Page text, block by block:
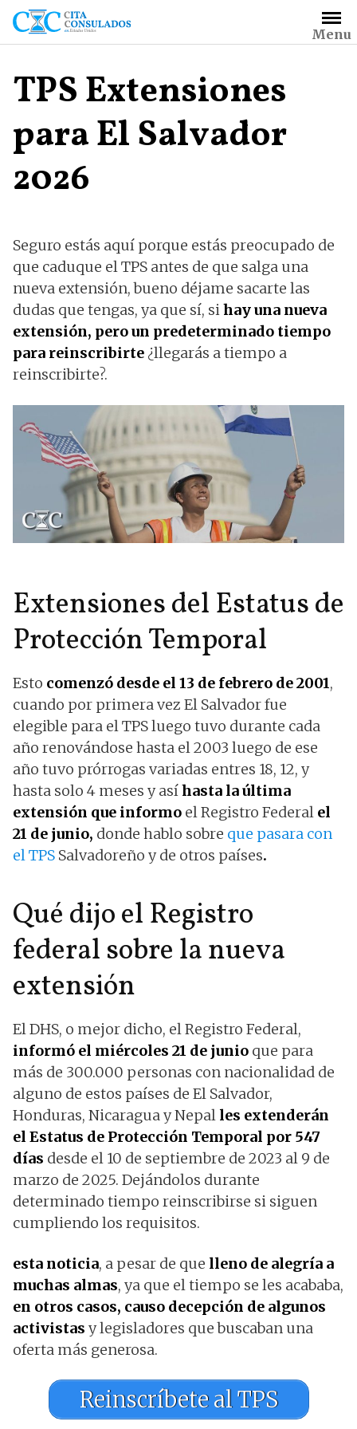
Saltar
contenido
Menu
TPS Extensiones
para El Salvador
2026
Seguro estás aquí porque estás preocupado de
que caduque el TPS antes de que salga una
nueva extensión, bueno déjame sacarte las
dudas que tengas, ya que sí, sihay una nueva
extensión, pero un predeterminado tiempo
para reinscribirte ¿llegarás a tiempo a
reinscribirte?.
Extensiones del Estatus de
Protección Temporal
Esto comenzó desde el 13 de febrero de 2001,
cuando por primera vez El Salvador fue
elegible para el TPS luego tuvo durante cada
año renovándose hasta el 2003 luego de ese
año tuvo prórrogas variadas entres 18, 12, y
hasta solo 4 meses y asíhasta la última
extensión que informo el Registro Federal el
21 de junio, donde hablo sobre que pasara con
el TPS Salvadoreño y de otros países.
Qué dijo el Registro
federal sobre la nueva
extensión
El DHS, o mejor dicho, el Registro Federal,
informó el miércoles 21 de junio que para
más de 300.000 personas con nacionalidad de
alguno de estos países de El Salvador,
Honduras, Nicaragua y Nepal les extenderán
el Estatus de Protección Temporal por 547
días desde el 10 de septiembre de 2023 al 9 de
marzo de 2025. Dejándolos durante
determinado tiempo reinscribirse si siguen
cumpliendo los requisitos.
esta noticia, a pesar de que lleno de alegría a
muchas almas, ya que el tiempo se les acababa,
en otros casos, causo decepción de algunos
activistas y legisladores que buscaban una
oferta más generosa.
Reinscríbete al TPS